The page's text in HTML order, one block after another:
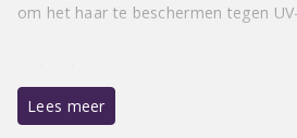
om het haar te beschermen tegen
Spray en creëer je eigen stijl. Breng
haar en modelleer je haar voor de
Lees meer